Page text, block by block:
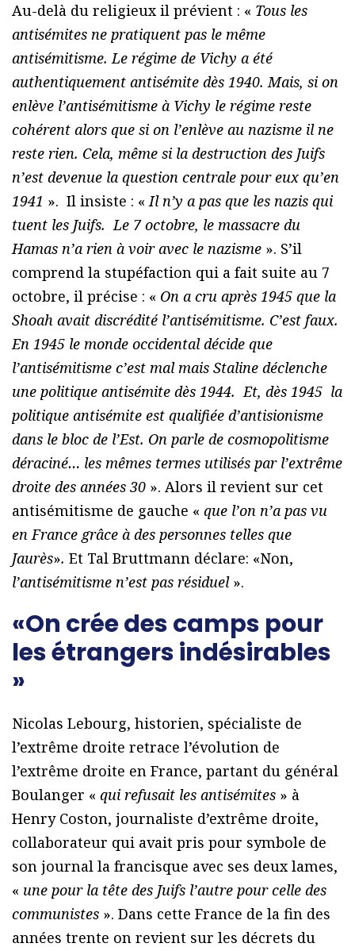
Au-delà du religieux il prévient : « Tous les
antisémites ne pratiquent pas le même
antisémitisme. Le régime de Vichy a été
authentiquement antisémite dès 1940. Mais, si on
enlève l’antisémitisme à Vichy le régime reste
cohérent alors que si on l’enlève au nazisme il ne
reste rien. Cela, même si la destruction des Juifs
n’est devenue la question centrale pour eux qu’en
1941 ». Il insiste : «Il n’y a pas que les nazis qui
tuent les Juifs. Le 7 octobre, le massacre du
Hamas n’a rien à voir avec le nazisme ». S’il
comprend la stupéfaction qui a fait suite au 7
octobre, il précise : « On a cru après 1945 que la
Shoah avait discrédité l’antisémitisme. C’est faux.
En 1945 le monde occidental décide que
l’antisémitisme c’est mal mais Staline déclenche
une politique antisémite dès 1944. Et, dès 1945 la
politique antisémite est qualifiée d’antisionisme
dans le bloc de l’Est. On parle de cosmopolitisme
déraciné… les mêmes termes utilisés par l’extrême
droite des années 30 ». Alors il revient sur cet
antisémitisme de gauche « que l’on n’a pas vu
en France grâce à des personnes telles que
Jaurès». Et Tal Bruttmann déclare: «Non,
l’antisémitisme n’est pas résiduel ».
«On crée des camps pour
les étrangers indésirables
»
Nicolas Lebourg, historien, spécialiste de
l’extrême droite retrace l’évolution de
l’extrême droite en France, partant du général
Boulanger « qui refusait les antisémites » à
Henry Coston, journaliste d’extrême droite,
collaborateur qui avait pris pour symbole de
son journal la francisque avec ses deux lames,
« une pour la tête des Juifs l’autre pour celle des
communistes ». Dans cette France de la fin des
années trente on revient sur les décrets du